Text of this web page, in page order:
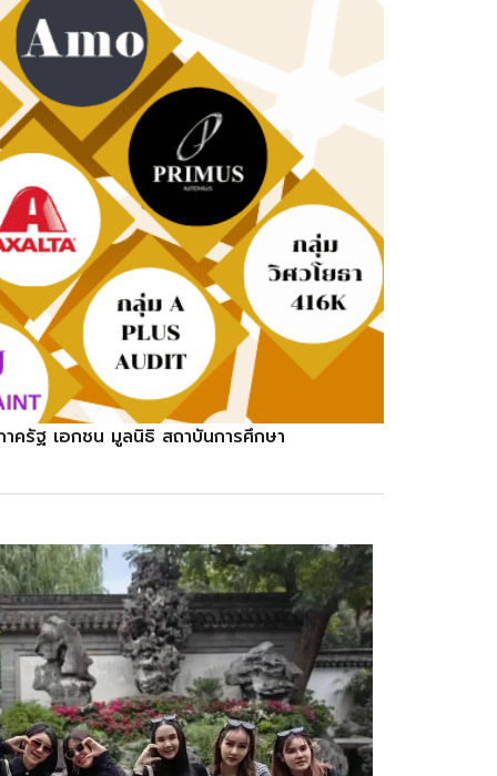
ครัฐ เอกชน มูลนิธิ สถาบันการศึกษา